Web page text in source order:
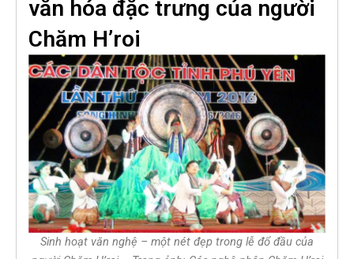
văn hóa đặc trưng của người
Chăm H’roi
Sinh hoạt văn nghệ – một nét đẹp trong lễ đổ đầu của